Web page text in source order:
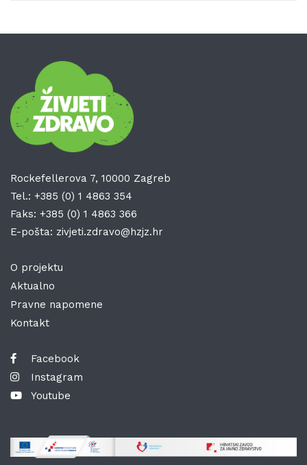
Rockefellerova 7, 10000 Zagreb
Tel.: +385 (0) 1 4863 354
Faks: +385 (0) 1 4863 366
E-pošta: zivjeti.zdravo@hzjz.hr
O projektu
Aktualno
Pravne napomene
Kontakt
Facebook
Instagram
Youtube